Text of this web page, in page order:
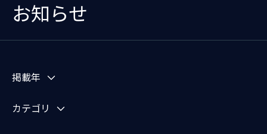
お知らせ
掲載年
カテゴリ